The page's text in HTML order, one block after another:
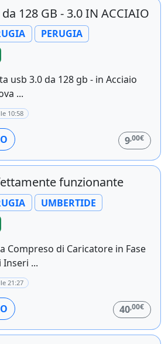
128 GB - 3.0 IN ACCIAIO
PERUGIA
usb 3.0 da 128 gb - in Acciaio
...
10:58
9,00€
funzionante
UMBERTIDE
Compreso di Caricatore in Fase
...
21:27
40,00€